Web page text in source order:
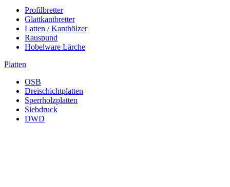
Profilbretter
Glattkantbretter
Latten / Kanthölzer
Rauspund
Hobelware Lärche
Platten
OSB
Dreischichtplatten
Sperrholzplatten
Siebdruck
DWD